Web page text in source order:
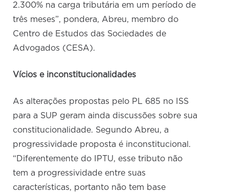
2.300% na carga tributária em um período de
três meses”, pondera, Abreu, membro do
Centro de Estudos das Sociedades de
Advogados (CESA).
Vícios e inconstitucionalidades
As alterações propostas pelo PL 685 no ISS
para a SUP geram ainda discussões sobre sua
constitucionalidade. Segundo Abreu, a
progressividade proposta é inconstitucional.
“Diferentemente do IPTU, esse tributo não
tem a progressividade entre suas
características, portanto não tem base